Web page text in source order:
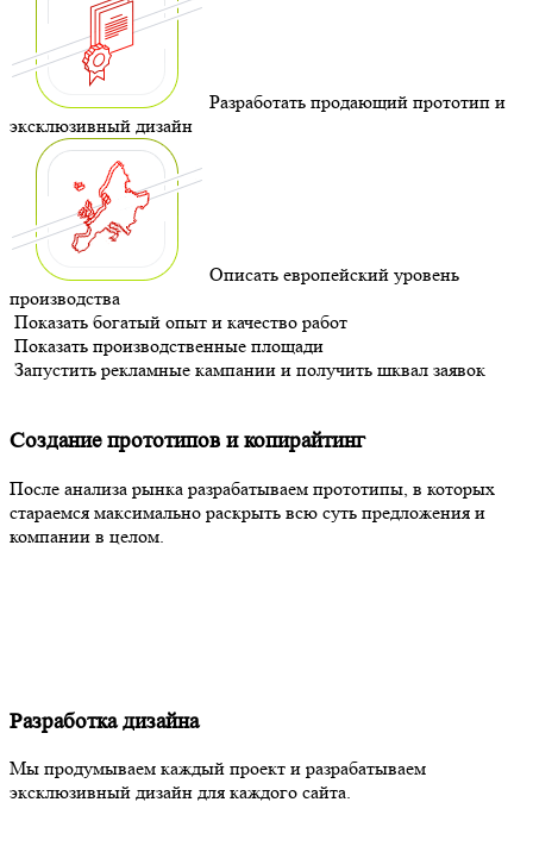
Разработать продающий прототип и
эксклюзивный дизайн
Описать европейский уровень
производства
Показать богатый опыт и качество работ
Показать производственные площади
Запустить рекламные кампании и получить шквал заявок
Создание прототипов и копирайтинг
После анализа рынка разрабатываем прототипы, в которых
стараемся максимально раскрыть всю суть предложения и
компании в целом.
Разработка дизайна
Мы продумываем каждый проект и разрабатываем
эксклюзивный дизайн для каждого сайта.